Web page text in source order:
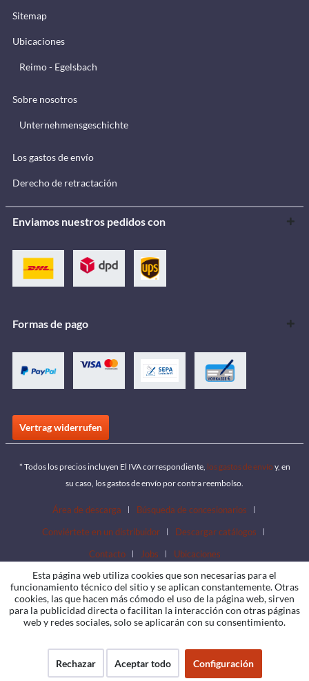
Sitemap
Ubicaciones
Reimo - Egelsbach
Sobre nosotros
Unternehmensgeschichte
Los gastos de envío
Derecho de retractación
Enviamos nuestros pedidos con
Formas de pago
Vertrag widerrufen
* Todos los precios incluyen El IVA correspondiente, los gastos de envío y, en
su caso, los gastos de envío por contra reembolso.
Área de descarga
Búsqueda de concesionarios
Conviértete en un distribuidor
Descargar catálogos
Contacto
Jobs Ubicaciones
Esta página web utiliza cookies que son necesarias para el
funcionamiento técnico del sitio y se aplican constantemente. Otras
cookies, las que hacen más cómodo el uso de la página web, sirven
para la publicidad directa o facilitan la interacción con otras páginas
web y redes sociales, solo se aplicarán con su consentimiento.
Rechazar Aceptar todo Configuración